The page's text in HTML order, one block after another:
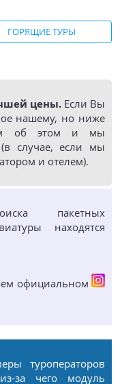
ГОРЯЩИЕ ТУРЫ
цены. Если Вы
нашему, но ниже
об этом и мы
случае, если мы
и отелем).
пакетных
находятся
официальном
туроператоров
за чего модуль